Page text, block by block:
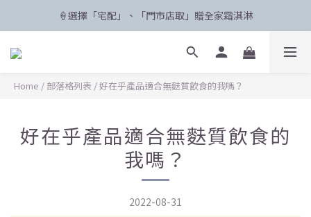
🛸 聯名限定登場 POPCARE×KINGJUN
🍦選擇「宅配」、「門市店取」贈全家霜淇淋
🛸 聯名限定登場 POPCARE×KINGJUN
Home / 部落格列表 /好在乎產品適合無麩質飲食的我嗎？
好在乎產品適合無麩質飲食的
我嗎？
2022-08-31